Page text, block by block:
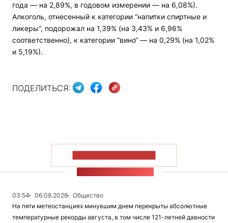
года — на 2,89%, в годовом измерении — на 6,08%).
Алкоголь, отнесенный к категории “напитки спиртные и
ликеры“, подорожал на 1,39% (на 3,43% и 6,96%
соответственно), к категории “вино“ — на 0,29% (на 1,02%
и 5,19%).
ПОДЕЛИТЬСЯ:
03:54 06.08.2026
Общество
На пяти метеостанциях минувшим днем перекрыты абсолютные
температурные рекорды августа, в том числе 121-летней давности